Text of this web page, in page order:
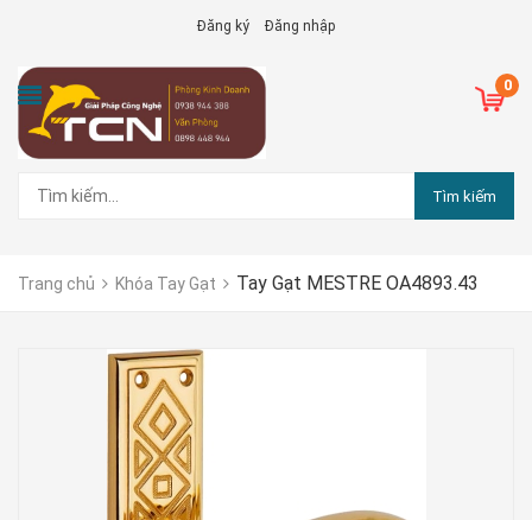
Đăng ký Đăng nhập
0
Tìm kiếm
Trang chủ Khóa Tay Gạt Tay Gạt MESTRE OA4893.43